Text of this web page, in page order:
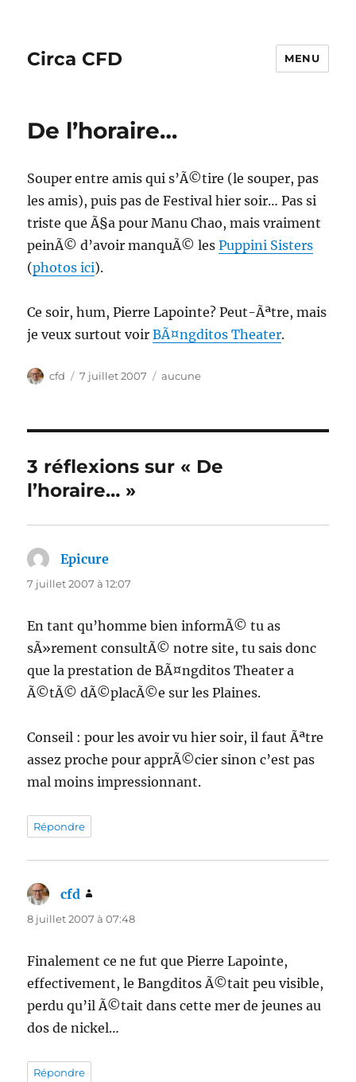
Circa CFD MENU
De l’horaire…
Souper entre amis qui s’Ã©tire (le souper, pas
les amis), puis pas de Festival hier soir… Pas si
triste que Ã§a pour Manu Chao, mais vraiment
peinÃ© d’avoir manquÃ© lesPuppini Sisters
(photos ici).
Ce soir, hum, Pierre Lapointe? Peut-Ãªtre, mais
je veux surtout voirBÃ¤ngditos Theater.
Auteur
cfd
Publié
7 juillet 2007 Catégories
aucune
3 réflexions sur « De
l’horaire… »
Epicure
7 juillet 2007 à 12:07
En tant qu’homme bien informÃ© tu as
sÃ»rement consultÃ© notre site, tu sais donc
que la prestation de BÃ¤ngditos Theater a
Ã©tÃ© dÃ©placÃ©e sur les Plaines.
Conseil : pour les avoir vu hier soir, il faut Ãªtre
assez proche pour apprÃ©cier sinon c’est pas
mal moins impressionnant.
Répondre
cfd
8 juillet 2007 à 07:48
Finalement ce ne fut que Pierre Lapointe,
effectivement, le Bangditos Ã©tait peu visible,
perdu qu’il Ã©tait dans cette mer de jeunes au
dos de nickel…
Répondre